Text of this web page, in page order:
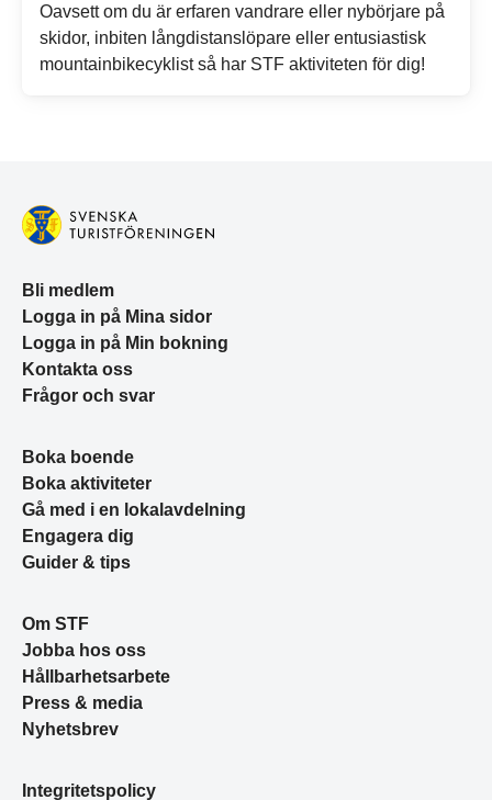
Oavsett om du är erfaren vandrare eller nybörjare på
skidor, inbiten långdistanslöpare eller entusiastisk
mountainbikecyklist så har STF aktiviteten för dig!
Bli medlem
Logga in på Mina sidor
Logga in på Min bokning
Kontakta oss
Frågor och svar
Boka boende
Boka aktiviteter
Gå med i en lokalavdelning
Engagera dig
Guider & tips
Om STF
Jobba hos oss
Hållbarhetsarbete
Press & media
Nyhetsbrev
Integritetspolicy